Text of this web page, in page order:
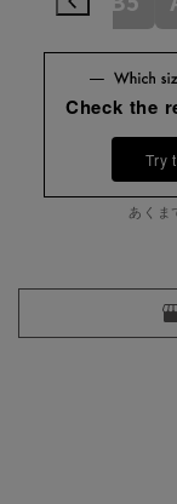
Check the
Try
あくま